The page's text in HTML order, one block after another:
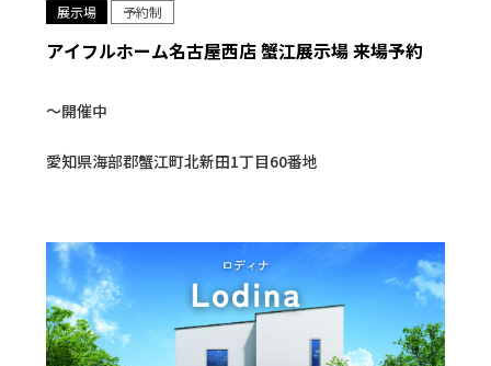
展示場 予約制
アイフルホーム名古屋西店 蟹江展示場 来場予約
〜開催中
愛知県海部郡蟹江町北新田1丁目60番地